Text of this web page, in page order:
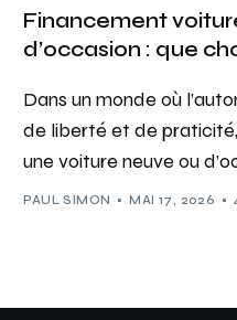
Financement
d’occasion : que
Dans un monde où
de liberté et de
une voiture neuve ou
PAUL SIMON MAI 17, 2026